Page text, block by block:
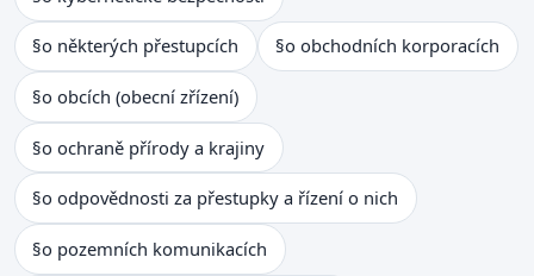
§o některých přestupcích §o obchodních korporacích
§o obcích (obecní zřízení)
§o ochraně přírody a krajiny
§o odpovědnosti za přestupky a řízení o nich
§o pozemních komunikacích